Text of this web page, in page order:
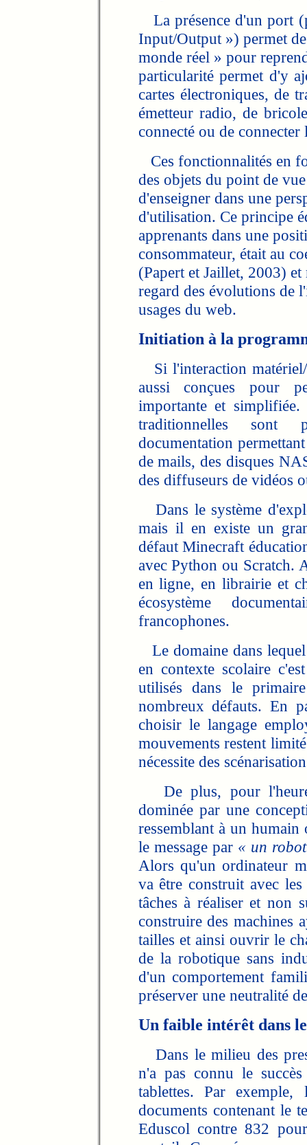
La présence d'un port
Input/Output ») permet
monde réel » pour
particularité permet d'y
cartes électroniques, de
émetteur radio, de
connecté ou de
Ces fonctionnalités en
des objets du point de
d'enseigner dans une
d'utilisation. Ce principe
apprenants dans une
consommateur, était au
(Papert et Jaillet, 2003)
regard des évolutions de
usages du web.
Initiation à la
Si l'interaction matériel/
aussi conçues pour
importante et
traditionnelles sont
documentation
de mails, des disques
des diffuseurs de vidéos
Dans le système
mais il en existe un
défaut Minecraft
avec Python ou Scratch.
en ligne, en librairie et
écosystème
francophones.
Le domaine dans
en contexte scolaire
utilisés dans le
nombreux défauts. En
choisir le langage
mouvements restent
nécessite des
De plus, pour
dominée par une
ressemblant à un
le message par « un
Alors qu'un ordinateur
va être construit avec
tâches à réaliser et non
construire des machines
tailles et ainsi ouvrir le
de la robotique sans
d'un comportement
préserver une neutralité
Un faible intérêt dans
Dans le milieu des
n'a pas connu le
tablettes. Par
documents contenant le
Eduscol contre 832